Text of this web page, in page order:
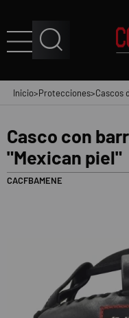
Inicio>Protecciones>Cascos
Casco con
"Mexican piel"
CACFBAMENE